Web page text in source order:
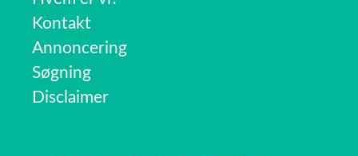
Kontakt
Annoncering
Søgning
Disclaimer